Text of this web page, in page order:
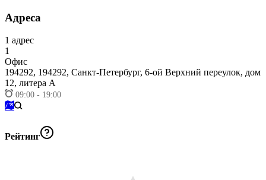
Адреса
1 адрес
1
Офис
194292, 194292, Санкт-Петербург, 6-ой Верхний переулок, дом
12, литера А
09:00 - 19:00
Рейтинг